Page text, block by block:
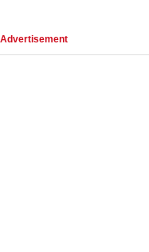
Advertisement